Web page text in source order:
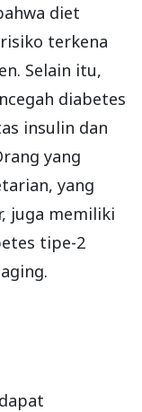
diet
terkena
Selain itu,
diabetes
insulin dan
yang
yang
juga memiliki
tipe-2